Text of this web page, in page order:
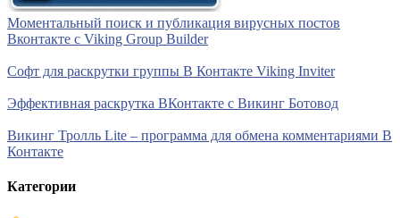
Моментальный поиск и публикация вирусных постов
Вконтакте с Viking Group Builder
Софт для раскрутки группы В Контакте Viking Inviter
Эффективная раскрутка ВКонтакте с Викинг Ботовод
Викинг Тролль Lite – программа для обмена комментариями В
Контакте
Категории